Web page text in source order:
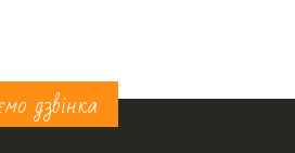
дзвінка